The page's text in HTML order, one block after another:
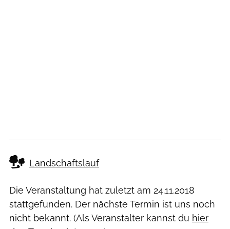
Landschaftslauf
Die Veranstaltung hat zuletzt am 24.11.2018
stattgefunden. Der nächste Termin ist uns noch
nicht bekannt. (Als Veranstalter kannst du hier